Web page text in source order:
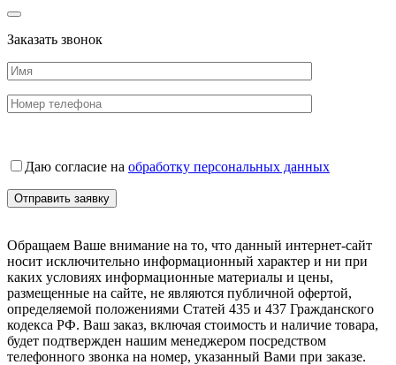
Заказать звонок
Даю согласие на обработку персональных данных
Обращаем Ваше внимание на то, что данный интернет-сайт
носит исключительно информационный характер и ни при
каких условиях информационные материалы и цены,
размещенные на сайте, не являются публичной офертой,
определяемой положениями Статей 435 и 437 Гражданского
кодекса РФ. Ваш заказ, включая стоимость и наличие товара,
будет подтвержден нашим менеджером посредством
телефонного звонка на номер, указанный Вами при заказе.